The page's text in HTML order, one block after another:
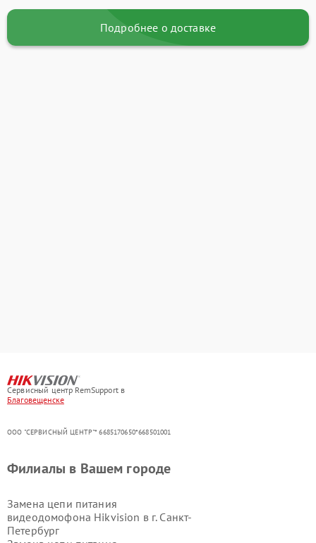
Подробнее о доставке
Сервисный центр RemSupport в
Благовещенске
ООО "СЕРВИСНЫЙ ЦЕНТР"* 6685170650*668501001
Филиалы в Вашем городе
Замена цепи питания
видеодомофона Hikvision в г. Санкт-
Петербург